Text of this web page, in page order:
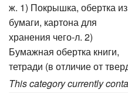
ж. 1) Покрышка, обертка из
бумаги, картона для
хранения чего-л. 2)
Бумажная обертка книги,
тетради (в отличие от
This category currently